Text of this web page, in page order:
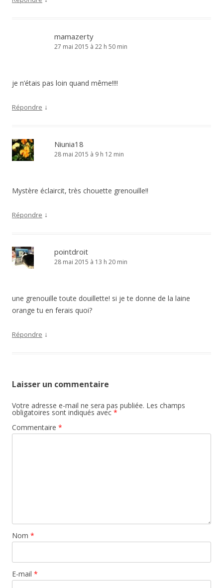
mamazerty
27 mai 2015 à 22 h 50 min
je n’étais pas loin quand même!!!!
Répondre ↓
Niunia18
28 mai 2015 à 9 h 12 min
Mystère éclaircit, très chouette grenouille!!
Répondre ↓
pointdroit
28 mai 2015 à 13 h 20 min
une grenouille toute douillette! si je te donne de la laine
orange tu en ferais quoi?
Répondre ↓
Laisser un commentaire
Votre adresse e-mail ne sera pas publiée. Les champs
obligatoires sont indiqués avec *
Commentaire *
Nom *
E-mail *